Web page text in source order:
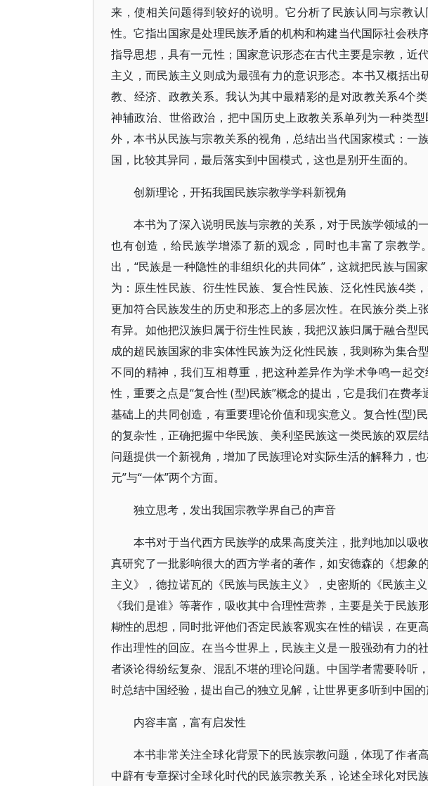
来，使相关问题得到较好的说明。它分析了民族认同与宗教
性。它指出国家是处理民族矛盾的机构和构建当代国际社会秩
指导思想，具有一元性；国家意识形态在古代主要是宗教，近
主义，而民族主义则成为最强有力的意识形态。本书又概括
教、经济、政教关系。我认为其中最精彩的是对政教关系4个
神辅政治、世俗政治，把中国历史上政教关系单列为一种类
外，本书从民族与宗教关系的视角，总结出当代国家模式：一
国，比较其异同，最后落实到中国模式，这也是别开生面的。
创新理论，开拓我国民族宗教学学科新视角
本书为了深入说明民族与宗教的关系，对于民族学领域的
也有创造，给民族学增添了新的观念，同时也丰富了宗教学
出，“民族是一种隐性的非组织化的共同体”，这就把民族与国
为：原生性民族、衍生性民族、复合性民族、泛化性民族4类
更加符合民族发生的历史和形态上的多层次性。在民族分类上
有异。如他把汉族归属于衍生性民族，我把汉族归属于融合型
成的超民族国家的非实体性民族为泛化性民族，我则称为集合
不同的精神，我们互相尊重，把这种差异作为学术争鸣一起
性，重要之点是“复合性 (型)民族”概念的提出，它是我们在费
基础上的共同创造，有重要理论价值和现实意义。复合性(型)
的复杂性，正确把握中华民族、美利坚民族这一类民族的双层
问题提供一个新视角，增加了民族理论对实际生活的解释力，
元”与“一体”两个方面。
独立思考，发出我国宗教学界自己的声音
本书对于当代西方民族学的成果高度关注，批判地加以吸
真研究了一批影响很大的西方学者的著作，如安德森的《想象
主义》，德拉诺瓦的《民族与民族主义》，史密斯的《民族主
《我们是谁》等著作，吸收其中合理性营养，主要是关于民族
糊性的思想，同时批评他们否定民族客观实在性的错误，在更
作出理性的回应。在当今世界上，民族主义是一股强劲有力的
者谈论得纷纭复杂、混乱不堪的理论问题。中国学者需要聆听
时总结中国经验，提出自己的独立见解，让世界更多听到中国的
内容丰富，富有启发性
本书非常关注全球化背景下的民族宗教问题，体现了作者
中辟有专章探讨全球化时代的民族宗教关系，论述全球化对民